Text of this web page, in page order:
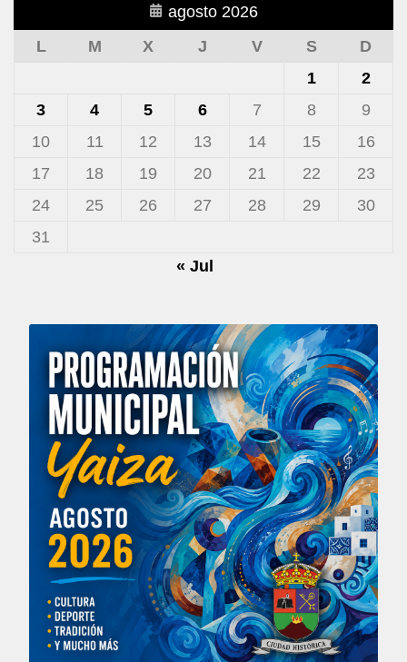
agosto 2026
L
M X J V S
D
1
2
3
4 5 6 7 8
9
10
11 12 13 14 15
16
17
18 19 20 21 22
23
24
25 26 27 28 29
30
31
« Jul